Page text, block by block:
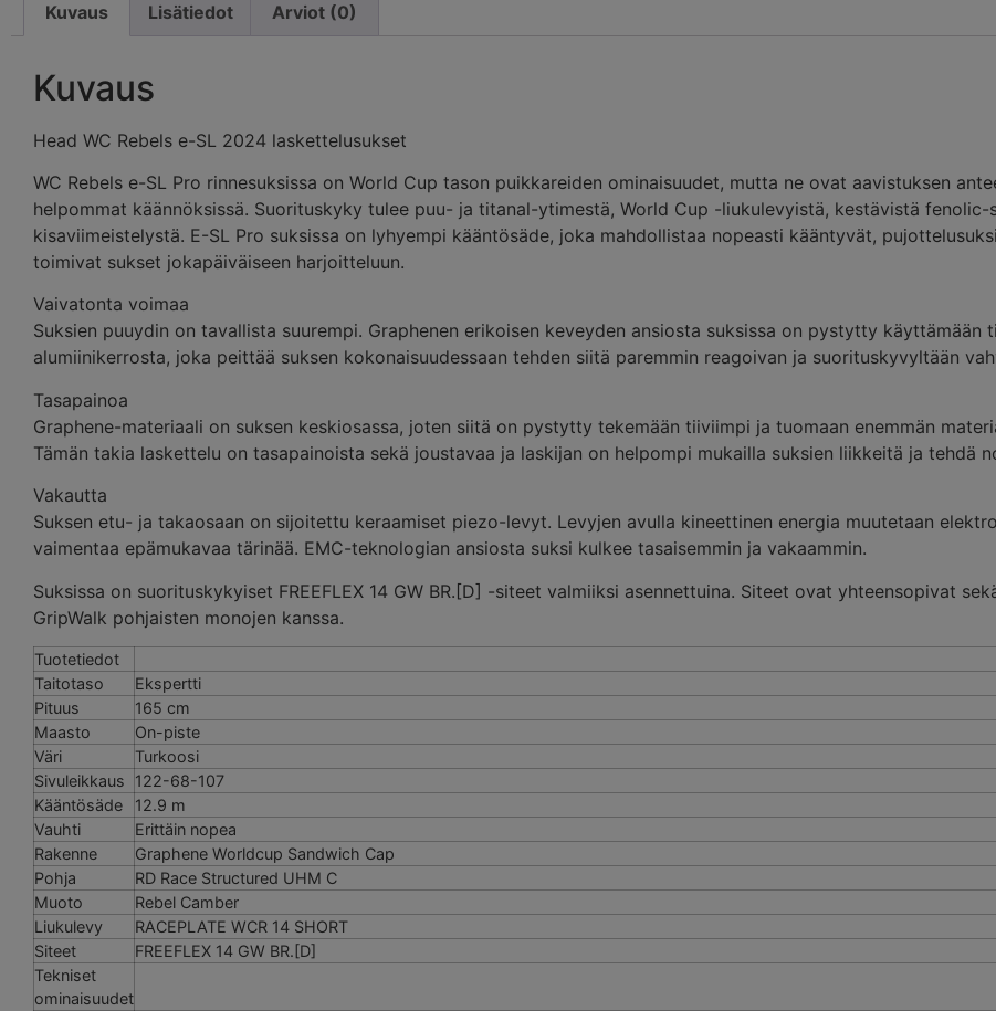
Kuvaus Lisätiedot Arviot (0)
Kuvaus
Head WC Rebels e-SL 2024 laskettelusukset
WC Rebels e-SL Pro rinnesuksissa on World Cup tason puikkareiden ominaisuudet, mutta ne ovat aavistuksen
helpommat käännöksissä. Suorituskyky tulee puu- ja titanal-ytimestä, World Cup -liukulevyistä, kestävistä fenolic-
kisaviimeistelystä. E-SL Pro suksissa on lyhyempi kääntösäde, joka mahdollistaa nopeasti kääntyvät,
toimivat sukset jokapäiväiseen harjoitteluun.
Vaivatonta voimaa
Suksien puuydin on tavallista suurempi. Graphenen erikoisen keveyden ansiosta suksissa on pystytty käyttämään
alumiinikerrosta, joka peittää suksen kokonaisuudessaan tehden siitä paremmin reagoivan ja suorituskyvyltään
Tasapainoa
Graphene-materiaali on suksen keskiosassa, joten siitä on pystytty tekemään tiiviimpi ja tuomaan enemmän
Tämän takia laskettelu on tasapainoista sekä joustavaa ja laskijan on helpompi mukailla suksien liikkeitä ja tehdä
Vakautta
Suksen etu- ja takaosaan on sijoitettu keraamiset piezo-levyt. Levyjen avulla kineettinen energia muutetaan
vaimentaa epämukavaa tärinää. EMC-teknologian ansiosta suksi kulkee tasaisemmin ja vakaammin.
Suksissa on suorituskykyiset FREEFLEX 14 GW BR.[D] -siteet valmiiksi asennettuina. Siteet ovat yhteensopivat
GripWalk pohjaisten monojen kanssa.
Tuotetiedot
Taitotaso
Ekspertti
Pituus
165 cm
Maasto
On-piste
Väri
Turkoosi
Sivuleikkaus
122-68-107
Kääntösäde
12.9 m
Vauhti
Erittäin nopea
Rakenne
Graphene Worldcup Sandwich Cap
Pohja
RD Race Structured UHM C
Muoto
Rebel Camber
Liukulevy
RACEPLATE WCR 14 SHORT
Siteet
FREEFLEX 14 GW BR.[D]
Tekniset
ominaisuudet